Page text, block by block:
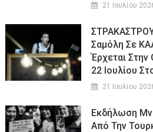
21 Ιουλίου
Σαμόλη Σε
Έρχεται
22 Ιουλίου
21 Ιουλίου
Εκδήλωση
Από Την